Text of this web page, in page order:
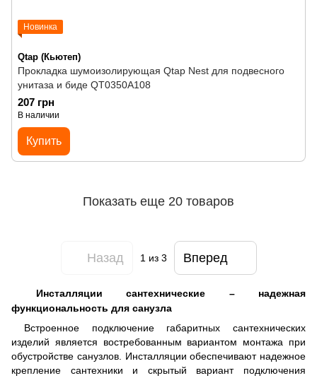
Новинка
Qtap (Кьютеп)
Прокладка шумоизолирующая Qtap Nest для подвесного
унитаза и биде QT0350A108
207 грн
В наличии
Купить
Показать еще 20 товаров
Назад 1 из 3 Вперед
Инсталляции сантехнические – надежная
функциональность для санузла
Встроенное подключение габаритных сантехнических
изделий является востребованным вариантом монтажа при
обустройстве санузлов. Инсталляции обеспечивают надежное
крепление сантехники и скрытый вариант подключения